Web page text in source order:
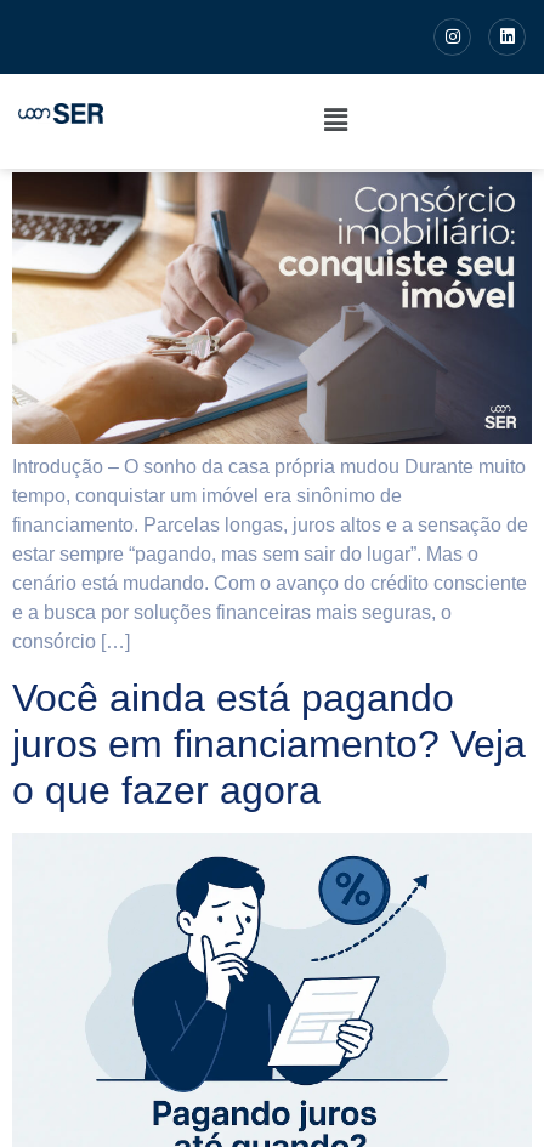
Consórcio imobiliário: como
conquistar seu imóvel sem
juros e com estratégia
Introdução – O sonho da casa própria mudou Durante muito
tempo, conquistar um imóvel era sinônimo de
financiamento. Parcelas longas, juros altos e a sensação de
estar sempre “pagando, mas sem sair do lugar”. Mas o
cenário está mudando. Com o avanço do crédito consciente
e a busca por soluções financeiras mais seguras, o
consórcio […]
Você ainda está pagando
juros em financiamento? Veja
o que fazer agora